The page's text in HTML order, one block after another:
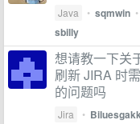
Java • sqmwin •
sbilly
想请教一下关
刷新 JIRA 时
的问题吗
Jira •